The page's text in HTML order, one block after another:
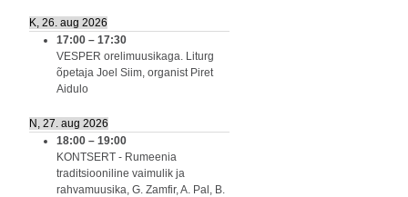
K, 26. aug 2026
17:00 – 17:30
VESPER orelimuusikaga. Liturg
õpetaja Joel Siim, organist Piret
Aidulo
N, 27. aug 2026
18:00 – 19:00
KONTSERT - Rumeenia
traditsiooniline vaimulik ja
rahvamuusika, G. Zamfir, A. Pal, B.